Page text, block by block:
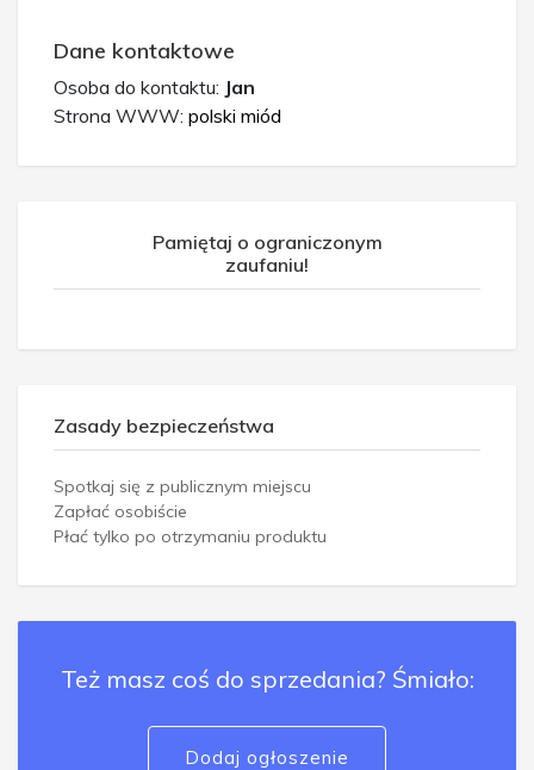
Dane kontaktowe
Osoba do kontaktu: Jan
Strona WWW: polski miód
Pamiętaj o ograniczonym
zaufaniu!
Zasady bezpieczeństwa
Spotkaj się z publicznym miejscu
Zapłać osobiście
Płać tylko po otrzymaniu produktu
Też masz coś do sprzedania? Śmiało:
Dodaj ogłoszenie